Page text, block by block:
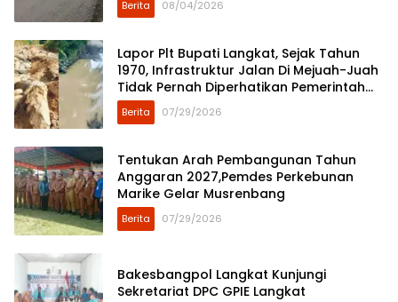
Berita 08/04/2026
Lapor Plt Bupati Langkat, Sejak Tahun
1970, Infrastruktur Jalan Di Mejuah-Juah
Tidak Pernah Diperhatikan Pemerintah
Kabupaten Langkat
Berita 07/29/2026
Tentukan Arah Pembangunan Tahun
Anggaran 2027,Pemdes Perkebunan
Marike Gelar Musrenbang
Berita 07/29/2026
Bakesbangpol Langkat Kunjungi
Sekretariat DPC GPIE Langkat